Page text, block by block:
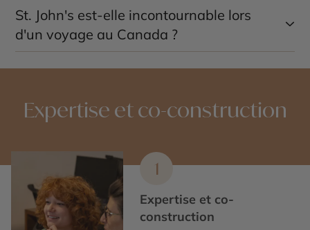
Oui, St. John’s constitue un excellent point de départ
pour explorer Terre-Neuve, mais aussi pour combiner
votre voyage avec Saint-Pierre-et-Miquelon
St. John's est-elle incontournable lors
d'un voyage au Canada ?
Oui, St. John’s est l’une des villes les plus attachantes
avec une nature exceptionnelle.
Expertise et co-construction
1
Expertise et co-
construction